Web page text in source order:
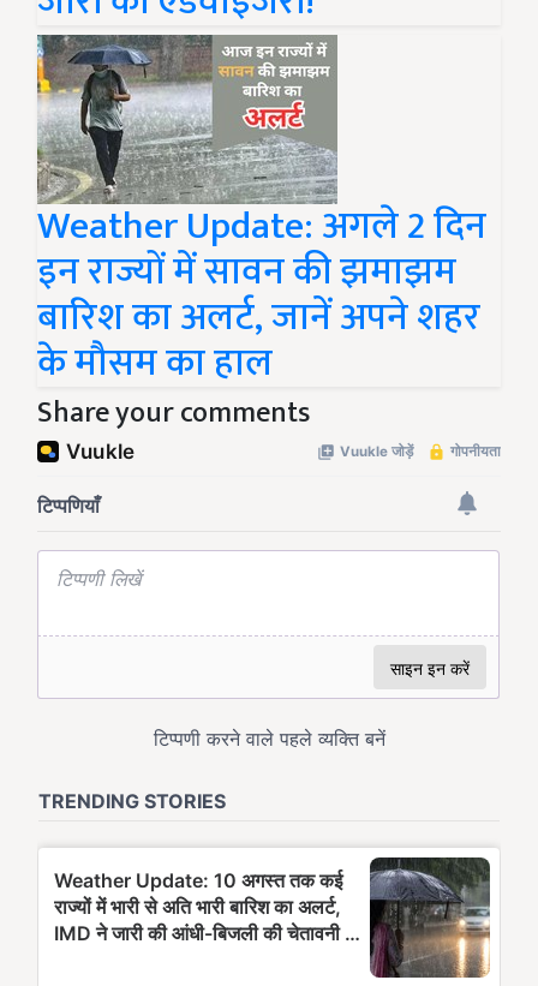
Weather Update: अगले 2 दिन
इन राज्यों में सावन की झमाझम
बारिश का अलर्ट, जानें अपने शहर
के मौसम का हाल
Share your comments